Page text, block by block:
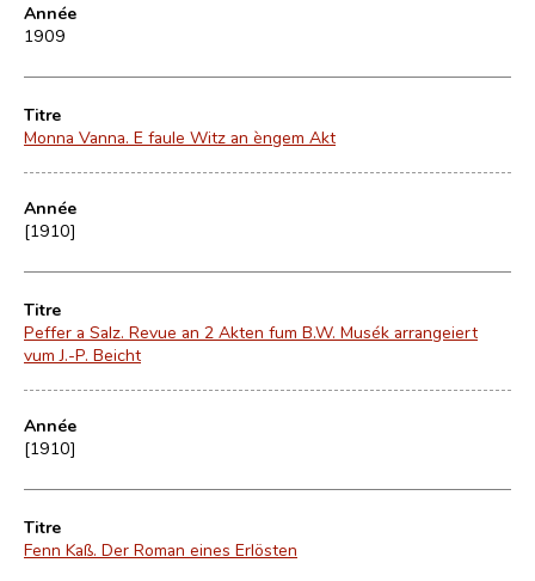
Année
1909
Titre
Monna Vanna. E faule Witz an èngem Akt
Année
[1910]
Titre
Peffer a Salz. Revue an 2 Akten fum B.W. Musék arrangeiert
vum J.-P. Beicht
Année
[1910]
Titre
Fenn Kaß. Der Roman eines Erlösten